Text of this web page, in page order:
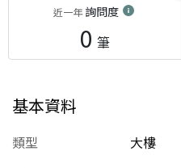
近一年詢問度
0 筆
基本資料
類型
大樓